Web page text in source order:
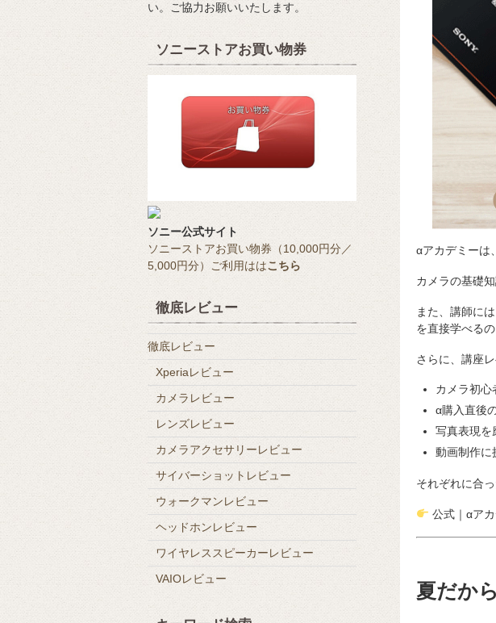
αアカデミーは
カメラの基礎
また、講師に
を直接学べるの
さらに、講座
カメラ初心
α購入直後
写真表現を
動画制作に
それぞれに合
公式｜αアカ
夏だか
い。ご協力お願いいたします。
ソニーストアお買い物券
ソニー公式サイト
ソニーストアお買い物券（10,000円分／
5,000円分）ご利用ははこちら
徹底レビュー
徹底レビュー
Xperiaレビュー
カメラレビュー
レンズレビュー
カメラアクセサリーレビュー
サイバーショットレビュー
ウォークマンレビュー
ヘッドホンレビュー
ワイヤレススピーカーレビュー
VAIOレビュー